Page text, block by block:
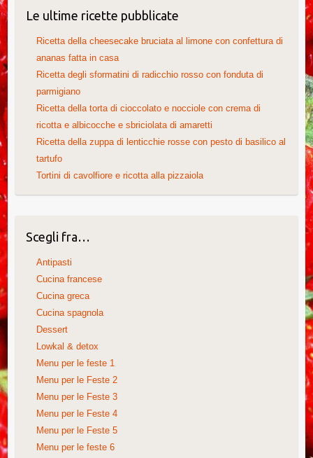
Le ultime ricette pubblicate
Ricetta della cheesecake bruciata al limone con confettura di
ananas fatta in casa
Ricetta degli sformatini di radicchio rosso con fonduta di
parmigiano
Ricetta della torta di cioccolato e nocciole con crema di
ricotta e albicocche e sbriciolata di amaretti
Ricetta della zuppa di lenticchie rosse con pesto di basilico al
tartufo
Tortini di cavolfiore e ricotta alla pizzaiola
Scegli fra…
Antipasti
Cucina francese
Cucina greca
Cucina spagnola
Dessert
Lowkal & detox
Menu per le feste 1
Menu per le Feste 2
Menu per le Feste 3
Menu per le Feste 4
Menu per le Feste 5
Menu per le feste 6